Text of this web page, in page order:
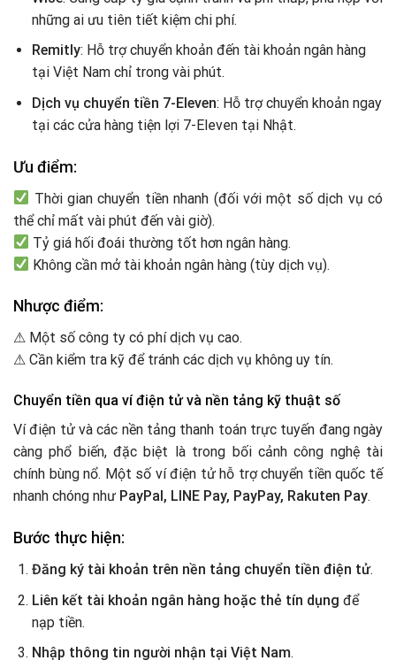
những ai ưu tiên tiết kiệm chi phí.
Remitly: Hỗ trợ chuyển khoản đến tài khoản ngân hàng
tại Việt Nam chỉ trong vài phút.
Dịch vụ chuyển tiền 7-Eleven: Hỗ trợ chuyển khoản ngay
tại các cửa hàng tiện lợi 7-Eleven tại Nhật.
Ưu điểm:
Thời gian chuyển tiền nhanh (đối với một số dịch vụ có
thể chỉ mất vài phút đến vài giờ).
Tỷ giá hối đoái thường tốt hơn ngân hàng.
Không cần mở tài khoản ngân hàng (tùy dịch vụ).
Nhược điểm:
⚠ Một số công ty có phí dịch vụ cao.
⚠ Cần kiểm tra kỹ để tránh các dịch vụ không uy tín.
Chuyển tiền qua ví điện tử và nền tảng kỹ thuật số
Ví điện tử và các nền tảng thanh toán trực tuyến đang ngày
càng phổ biến, đặc biệt là trong bối cảnh công nghệ tài
chính bùng nổ. Một số ví điện tử hỗ trợ chuyển tiền quốc tế
nhanh chóng như PayPal, LINE Pay, PayPay, Rakuten Pay.
Bước thực hiện:
Đăng ký tài khoản trên nền tảng chuyển tiền điện tử.
Liên kết tài khoản ngân hàng hoặc thẻ tín dụng để
nạp tiền.
Nhập thông tin người nhận tại Việt Nam.